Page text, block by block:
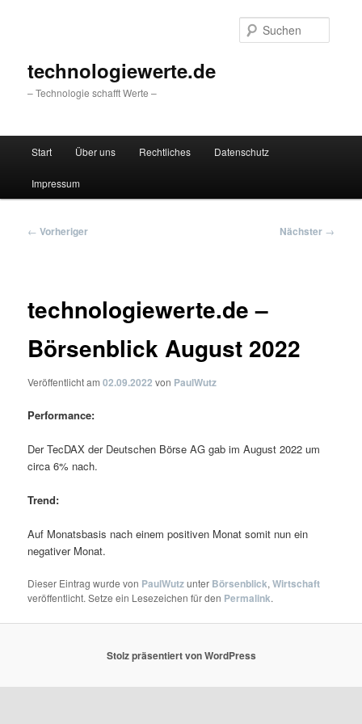
technologiewerte.de
– Technologie schafft Werte –
Start Über uns Rechtliches Datenschutz
Impressum
Beitragsnavigation
← Vorheriger Nächster →
technologiewerte.de –
Börsenblick August 2022
Veröffentlicht am02.09.2022 von PaulWutz
Performance:
Der TecDAX der Deutschen Börse AG gab im August 2022 um
circa 6% nach.
Trend:
Auf Monatsbasis nach einem positiven Monat somit nun ein
negativer Monat.
Dieser Eintrag wurde von PaulWutzunter Börsenblick,Wirtschaft
veröffentlicht. Setze ein Lesezeichen für den Permalink.
Stolz präsentiert von WordPress